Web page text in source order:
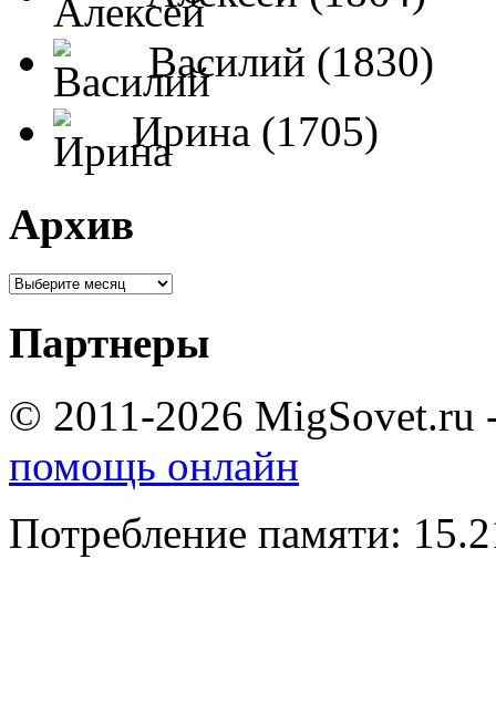
Василий (1830)
Ирина (1705)
Архив
Партнеры
© 2011-2026 MigSovet.ru
помощь онлайн
Потребление памяти: